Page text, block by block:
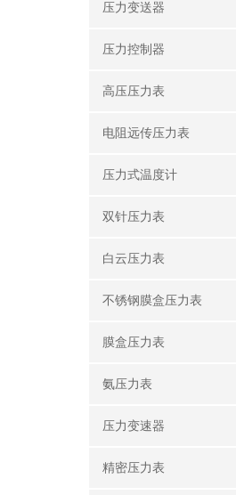
压力变送器
压力控制器
高压压力表
电阻远传压力表
压力式温度计
双针压力表
白云压力表
不锈钢膜盒压力表
膜盒压力表
氨压力表
压力变速器
精密压力表